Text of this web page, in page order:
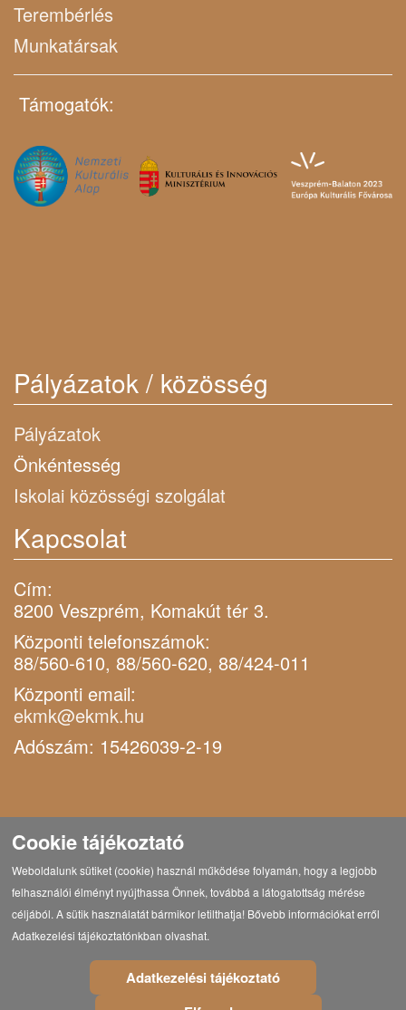
Terembérlés
Munkatársak
Támogatók:
Pályázatok / közösség
Pályázatok
Önkéntesség
Iskolai közösségi szolgálat
Kapcsolat
Cím:
8200 Veszprém, Komakút tér 3.
Központi telefonszámok:
88/560-610, 88/560-620, 88/424-011
Központi email:
ekmk@ekmk.hu
Adószám: 15426039-2-19
Cookie tájékoztató
Weboldalunk sütiket (cookie) használ működése folyamán, hogy a legjobb
felhasználói élményt nyújthassa Önnek, továbbá a látogatottság mérése
céljából. A sütik használatát bármikor letilthatja! Bővebb információkat erről
Adatkezelési tájékoztatónkban olvashat.
Adatkezelési tájékoztató